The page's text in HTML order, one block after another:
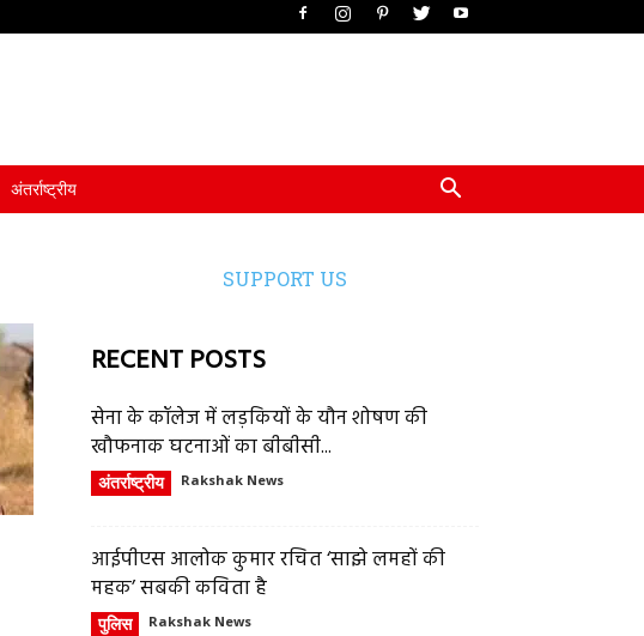
अंतर्राष्ट्रीय
SUPPORT US
RECENT POSTS
सेना के कॉलेज में लड़कियों के यौन शोषण की
खौफनाक घटनाओं का बीबीसी...
अंतर्राष्ट्रीय Rakshak News
आईपीएस आलोक कुमार रचित ‘साझे लमहों की
महक’ सबकी कविता है
पुलिस Rakshak News